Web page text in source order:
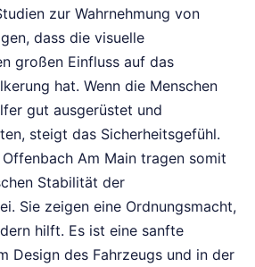
zur Wahrnehmung von
dass die visuelle
großen Einfluss auf das
hat. Wenn die Menschen
gut ausgerüstet und
steigt das Sicherheitsgefühl.
Am Main tragen somit
Stabilität der
Sie zeigen eine Ordnungsmacht,
hilft. Es ist eine sanfte
Design des Fahrzeugs und in der